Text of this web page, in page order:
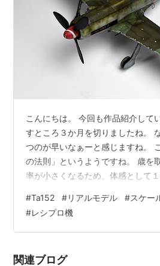
こんにちは。 今回も作品紹介して
すところ３か月を切りましたね。
つのが早いなぁーと感じますね。
の法則」というようですね。 歳を
率が小さくなるため、体感として
＾） 話が脱線しましたが・・・ 1/
パイロット・パラシュート装着・
臨場感あふれる情景が見えそうな
製作するにはそれなりのスキルが
#Ta152 #リアルモデル #スケー
#レシプロ機
関連ブログ